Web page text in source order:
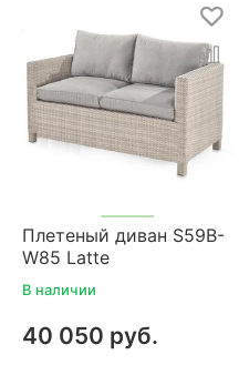
Плетеный диван S59B-
W85 Latte
В наличии
40 050 руб.